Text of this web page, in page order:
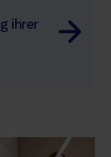
ihrer